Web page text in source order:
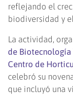
reflejando el
biodiversidad y
La actividad,
de Biotecnología
Centro de
celebró su
que incluyó una